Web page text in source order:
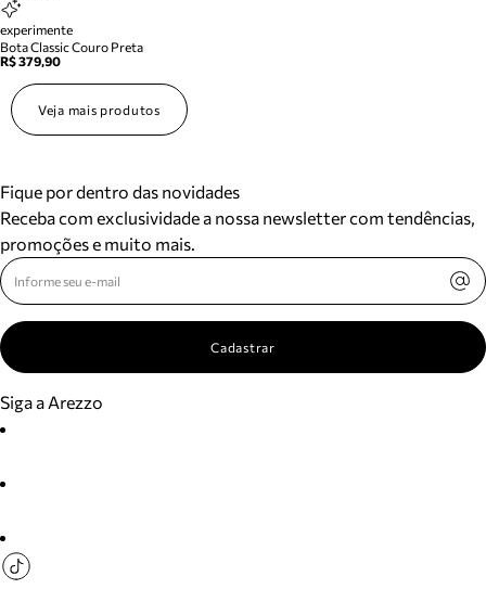
experimente
Bota Classic Couro Preta
R$ 379,90
Veja mais produtos
Fique por dentro das novidades
Receba com exclusividade a nossa newsletter com tendências,
promoções e muito mais.
Cadastrar
Siga a Arezzo